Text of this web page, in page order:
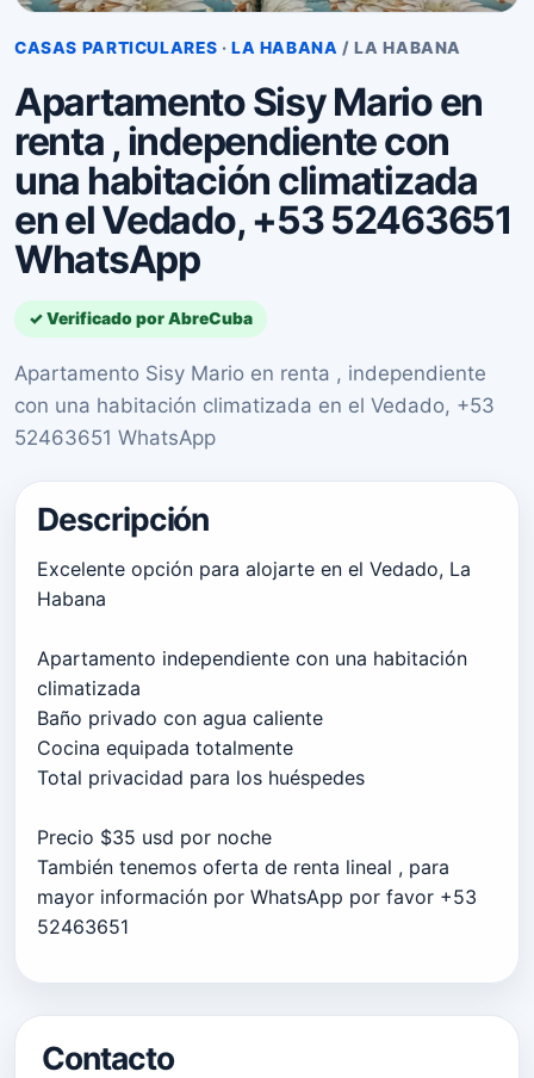
CASAS PARTICULARES ·LA HABANA / LA HABANA
Apartamento Sisy Mario en
renta , independiente con
una habitación climatizada
en el Vedado, +53 52463651
WhatsApp
✓ Verificado por AbreCuba
Apartamento Sisy Mario en renta , independiente
con una habitación climatizada en el Vedado, +53
52463651 WhatsApp
Descripción
Excelente opción para alojarte en el Vedado, La
Habana
Apartamento independiente con una habitación
climatizada
Baño privado con agua caliente
Cocina equipada totalmente
Total privacidad para los huéspedes
Precio $35 usd por noche
También tenemos oferta de renta lineal , para
mayor información por WhatsApp por favor +53
52463651
Contacto